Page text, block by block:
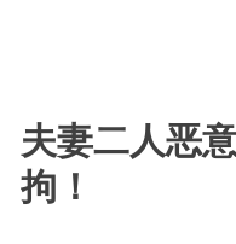
夫妻二人恶
拘！